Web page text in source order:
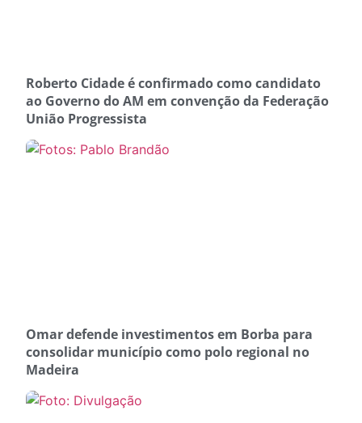
Roberto Cidade é confirmado como candidato
ao Governo do AM em convenção da Federação
União Progressista
Omar defende investimentos em Borba para
consolidar município como polo regional no
Madeira